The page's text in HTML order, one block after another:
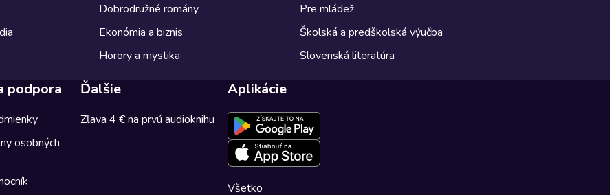
Dobrodružné romány
Ekonómia a biznis
Horory a mystika
Pre mládež
Školská a predškolská výučba
Slovenská literatúra
podpora
osobných
Ďalšie
Zľava 4 € na prvú audioknihu
Aplikácie
Všetko